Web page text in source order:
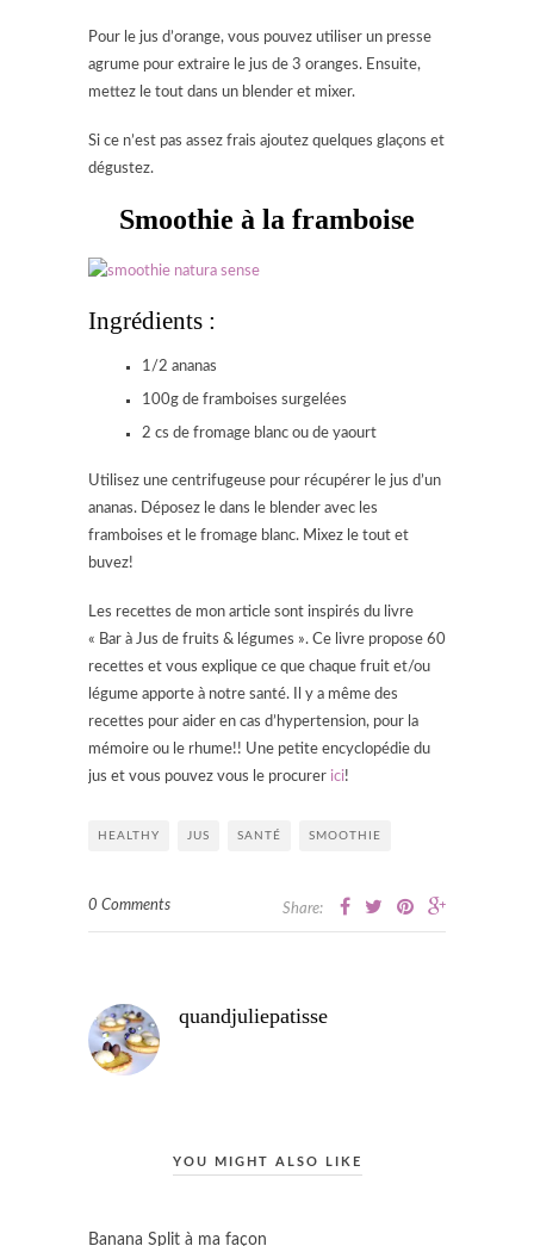
Pour le jus d’orange, vous pouvez utiliser un presse
agrume pour extraire le jus de 3 oranges. Ensuite,
mettez le tout dans un blender et mixer.
Si ce n’est pas assez frais ajoutez quelques glaçons et
dégustez.
Smoothie à la framboise
Ingrédients :
1/2 ananas
100g de framboises surgelées
2 cs de fromage blanc ou de yaourt
Utilisez une centrifugeuse pour récupérer le jus d’un
ananas. Déposez le dans le blender avec les
framboises et le fromage blanc. Mixez le tout et
buvez!
Les recettes de mon article sont inspirés du livre
« Bar à Jus de fruits & légumes ». Ce livre propose 60
recettes et vous explique ce que chaque fruit et/ou
légume apporte à notre santé. Il y a même des
recettes pour aider en cas d’hypertension, pour la
mémoire ou le rhume!! Une petite encyclopédie du
jus et vous pouvez vous le procurer ici!
HEALTHY JUS SANTÉ SMOOTHIE
0 Comments Share:
quandjuliepatisse
YOU MIGHT ALSO LIKE
Banana Split à ma façon